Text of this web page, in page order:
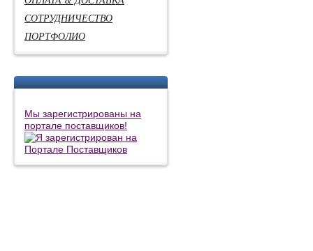
СОТРУДНИЧЕСТВО
ПОРТФОЛИО
Мы зарегистрированы на
портале поставщиков!